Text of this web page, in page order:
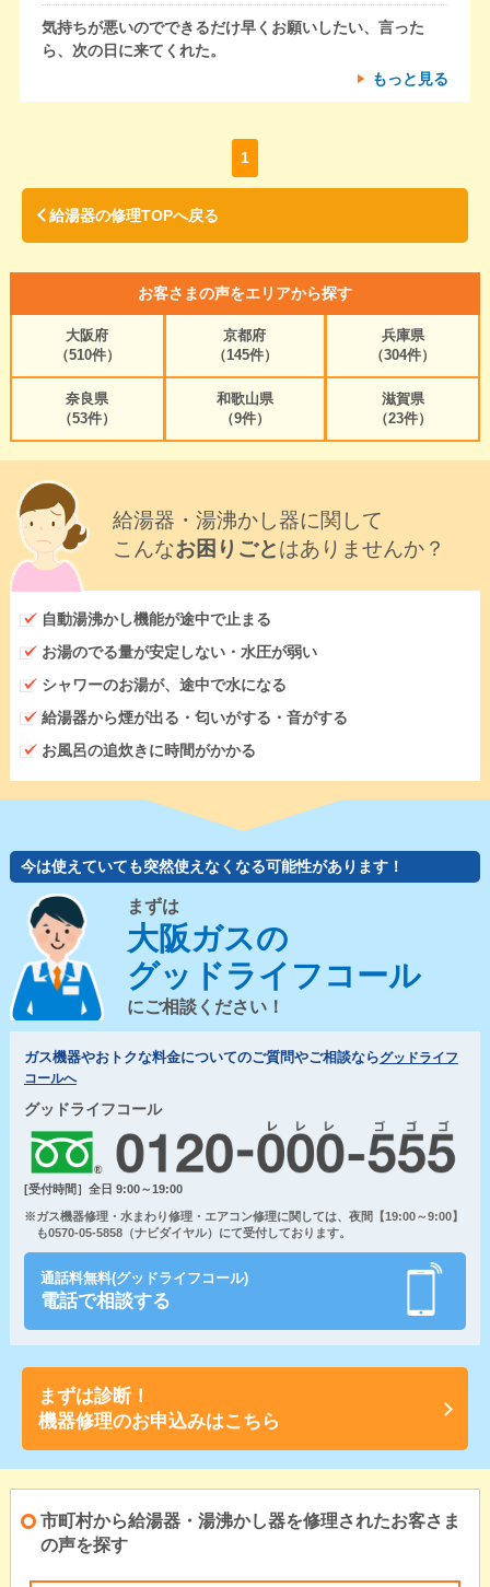
気持ちが悪いのでできるだけ早くお願いしたい、言った
ら、次の日に来てくれた。
もっと見る
1
給湯器の修理TOPへ戻る
お客さまの声をエリアから探す
大阪府
（510件）
京都府
（145件）
兵庫県
（304件）
奈良県
（53件）
和歌山県
（9件）
滋賀県
（23件）
給湯器・湯沸かし器に関して
こんなお困りごとはありませんか？
自動湯沸かし機能が途中で止まる
お湯のでる量が安定しない・水圧が弱い
シャワーのお湯が、途中で水になる
給湯器から煙が出る・匂いがする・音がする
お風呂の追炊きに時間がかかる
今は使えていても突然使えなくなる可能性があります！
まずは
大阪ガスの
グッドライフコール
にご相談ください！
ガス機器やおトクな料金についてのご質問やご相談ならグッドライフ
コールへ
グッドライフコール
[受付時間］全日 9:00～19:00
※ガス機器修理・水まわり修理・エアコン修理に関しては、夜間【19:00～9:00】
も0570-05-5858（ナビダイヤル）にて受付しております。
通話料無料(グッドライフコール)
電話で相談する
まずは診断！
機器修理のお申込みはこちら
市町村から給湯器・湯沸かし器を修理されたお客さま
の声を探す